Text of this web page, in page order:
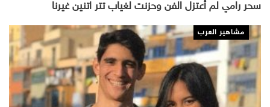
سحر رامي لم أعتزل الفن وحزنت لغياب تتر اتنين غيرنا
مشاهير العرب